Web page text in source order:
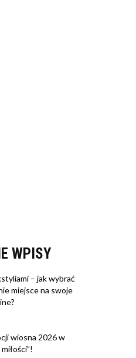
WPISY
– jak wybrać
miejsce na swoje
wiosna 2026 w